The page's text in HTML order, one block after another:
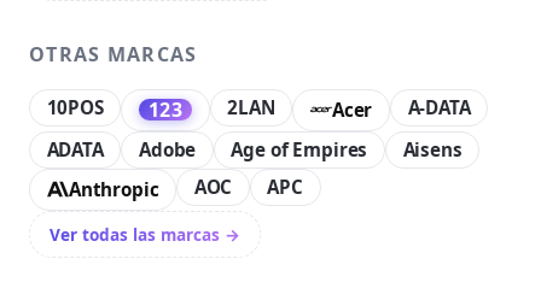
OTRAS MARCAS
10POS 123 2LAN Acer
A-DATA
ADATA
Adobe Age of Empires
Aisens
Anthropic
AOC APC
Ver todas las marcas →